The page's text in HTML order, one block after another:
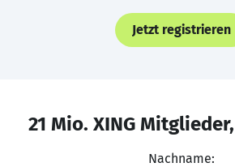
Jetzt registrieren
21 Mio. XING
Nachname: